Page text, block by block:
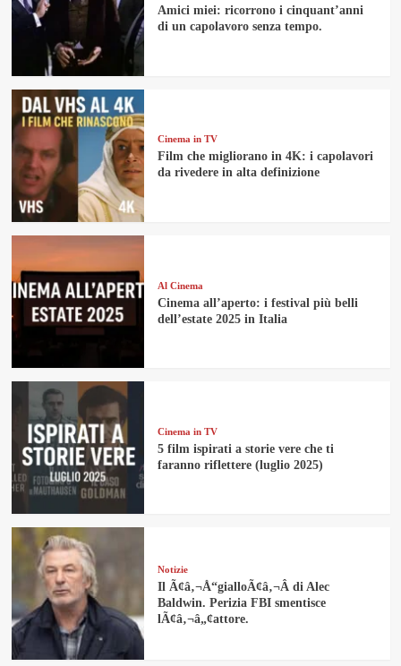
Amici miei: ricorrono i cinquant’anni
di un capolavoro senza tempo.
Cinema in TV
Film che migliorano in 4K: i capolavori
da rivedere in alta definizione
Al Cinema
Cinema all’aperto: i festival più belli
dell’estate 2025 in Italia
Cinema in TV
5 film ispirati a storie vere che ti
faranno riflettere (luglio 2025)
Notizie
Il Ã¢â‚¬Å“gialloÃ¢â‚¬Â di Alec
Baldwin. Perizia FBI smentisce
lÃ¢â‚¬â„¢attore.